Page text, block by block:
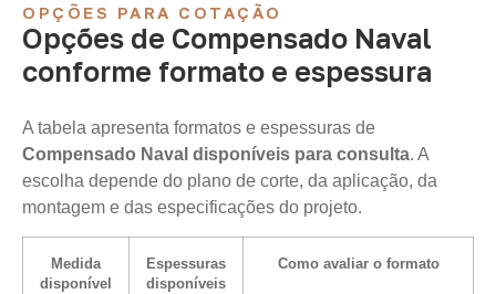
OPÇÕES PARA COTAÇÃO
Opções de Compensado Naval
conforme formato e espessura
A tabela apresenta formatos e espessuras de
Compensado Naval disponíveis para consulta. A
escolha depende do plano de corte, da aplicação, da
montagem e das especificações do projeto.
Medida
disponível
Espessuras
disponíveis
Como avaliar o formato